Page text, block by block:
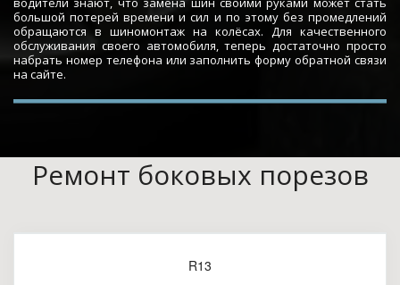
большой потерей времени и сил и по этому без промедлений
обращаются в шиномонтаж на колёсах. Для качественного
обслуживания своего автомобиля, теперь достаточно просто
набрать номер телефона или заполнить форму обратной связи
на сайте.
Ремонт боковых порезов
R13